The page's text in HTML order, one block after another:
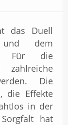
das Duell
und dem
Für die
zahlreiche
Die
die Effekte
in der
hat